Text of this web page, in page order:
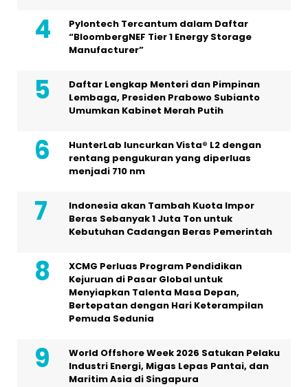
Pylontech Tercantum dalam Daftar
“BloombergNEF Tier 1 Energy Storage
Manufacturer”
Daftar Lengkap Menteri dan Pimpinan
Lembaga, Presiden Prabowo Subianto
Umumkan Kabinet Merah Putih
HunterLab luncurkan Vista® L2 dengan
rentang pengukuran yang diperluas
menjadi 710 nm
Indonesia akan Tambah Kuota Impor
Beras Sebanyak 1 Juta Ton untuk
Kebutuhan Cadangan Beras Pemerintah
XCMG Perluas Program Pendidikan
Kejuruan di Pasar Global untuk
Menyiapkan Talenta Masa Depan,
Bertepatan dengan Hari Keterampilan
Pemuda Sedunia
World Offshore Week 2026 Satukan Pelaku
Industri Energi, Migas Lepas Pantai, dan
Maritim Asia di Singapura